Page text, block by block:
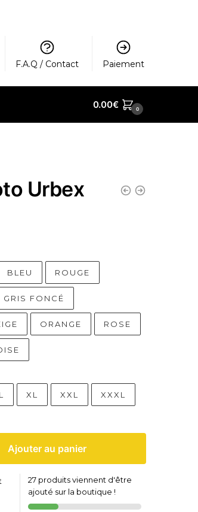
F.A.Q / Contact Paiement
0.00€ 0
Urbex
BLEU ROUGE
GRIS FONCÉ
ORANGE ROSE
XL XXL XXXL
Ajouter au panier
27 produits viennent d'être
ajouté sur la boutique !